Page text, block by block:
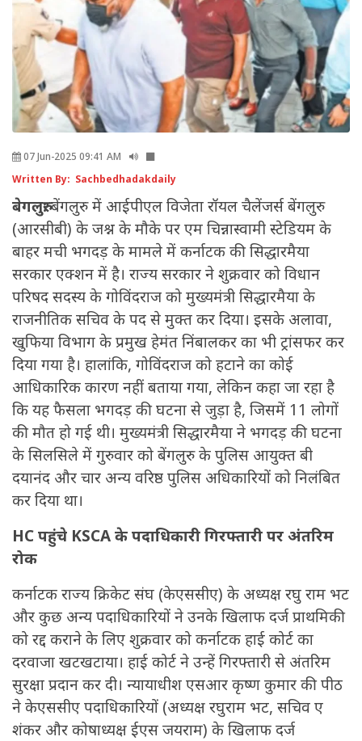
07 Jun-2025 09:41 AM
Written By: Sachbedhadakdaily
बेगलुरु:बेंगलुरु में आईपीएल विजेता रॉयल चैलेंजर्स बेंगलुरु
(आरसीबी) के जश्न के मौके पर एम चिन्नास्वामी स्टेडियम के
बाहर मची भगदड़ के मामले में कर्नाटक की सिद्धारमैया
सरकार एक्शन में है। राज्य सरकार ने शुक्रवार को विधान
परिषद सदस्य के गोविंदराज को मुख्यमंत्री सिद्धारमैया के
राजनीतिक सचिव के पद से मुक्त कर दिया। इसके अलावा,
खुफिया विभाग के प्रमुख हेमंत निंबालकर का भी ट्रांसफर कर
दिया गया है। हालांकि, गोविंदराज को हटाने का कोई
आधिकारिक कारण नहीं बताया गया, लेकिन कहा जा रहा है
कि यह फैसला भगदड़ की घटना से जुड़ा है, जिसमें 11 लोगों
की मौत हो गई थी। मुख्यमंत्री सिद्धारमैया ने भगदड़ की घटना
के सिलसिले में गुरुवार को बेंगलुरु के पुलिस आयुक्त बी
दयानंद और चार अन्य वरिष्ठ पुलिस अधिकारियों को निलंबित
कर दिया था।
HC पहुंचे KSCA के पदाधिकारी गिरफ्तारी पर अंतरिम
रोक
कर्नाटक राज्य क्रिकेट संघ (केएससीए) के अध्यक्ष रघु राम भट
और कुछ अन्य पदाधिकारियों ने उनके खिलाफ दर्ज प्राथमिकी
को रद्द कराने के लिए शुक्रवार को कर्नाटक हाई कोर्ट का
दरवाजा खटखटाया। हाई कोर्ट ने उन्हें गिरफ्तारी से अंतरिम
सुरक्षा प्रदान कर दी। न्यायाधीश एसआर कृष्ण कुमार की पीठ
ने केएससीए पदाधिकारियों (अध्यक्ष रघुराम भट, सचिव ए
शंकर और कोषाध्यक्ष ईएस जयराम) के खिलाफ दर्ज